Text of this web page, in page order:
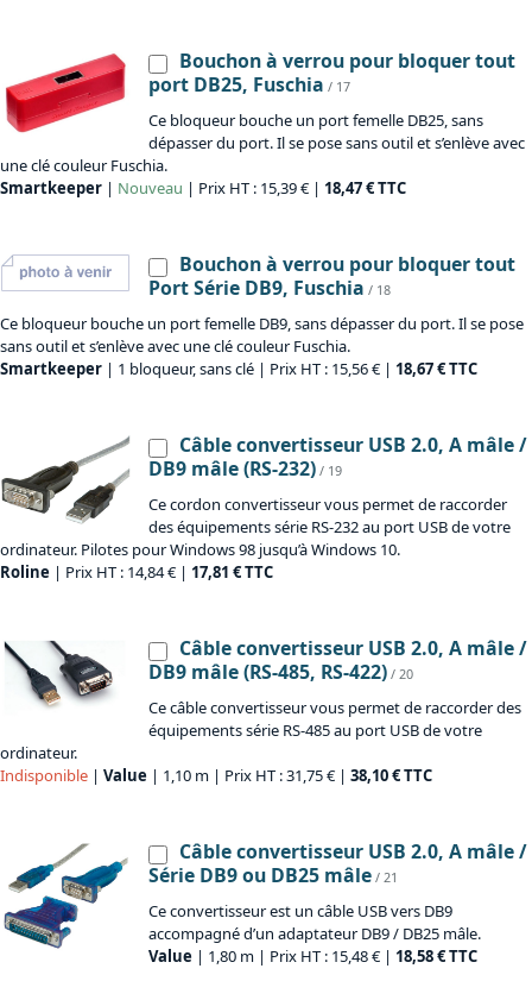
Bouchon à verrou pour bloquer tout
port DB25, Fuschia / 17
Ce bloqueur bouche un port femelle DB25, sans
dépasser du port. Il se pose sans outil et s’enlève avec
une clé couleur Fuschia.
Smartkeeper | Nouveau | Prix HT : 15,39 € | 18,47 € TTC
Bouchon à verrou pour bloquer tout
Port Série DB9, Fuschia / 18
Ce bloqueur bouche un port femelle DB9, sans dépasser du port. Il se pose
sans outil et s’enlève avec une clé couleur Fuschia.
Smartkeeper | 1 bloqueur, sans clé | Prix HT : 15,56 € | 18,67 € TTC
Câble convertisseur USB 2.0, A mâle /
DB9 mâle (RS-232) / 19
Ce cordon convertisseur vous permet de raccorder
des équipements série RS-232 au port USB de votre
ordinateur. Pilotes pour Windows 98 jusqu’à Windows 10.
Roline | Prix HT : 14,84 € | 17,81 € TTC
Câble convertisseur USB 2.0, A mâle /
DB9 mâle (RS-485, RS-422) / 20
Ce câble convertisseur vous permet de raccorder des
équipements série RS-485 au port USB de votre
ordinateur.
Indisponible | Value | 1,10 m | Prix HT : 31,75 € | 38,10 € TTC
Câble convertisseur USB 2.0, A mâle /
Série DB9 ou DB25 mâle / 21
Ce convertisseur est un câble USB vers DB9
accompagné d’un adaptateur DB9 / DB25 mâle.
Value | 1,80 m | Prix HT : 15,48 € | 18,58 € TTC